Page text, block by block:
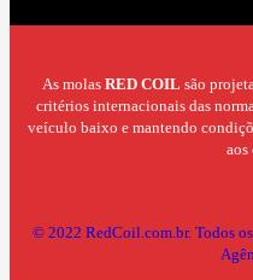
As molas RED COIL são
critérios internacionais das
veículo baixo e mantendo
aos
© 2022 RedCoil.com.br. Todos